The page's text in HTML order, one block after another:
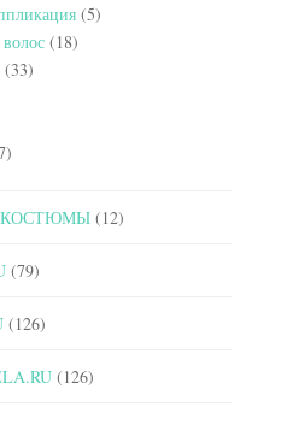
(5)
(18)
(33)
КОСТЮМЫ (12)
(79)
(126)
(126)